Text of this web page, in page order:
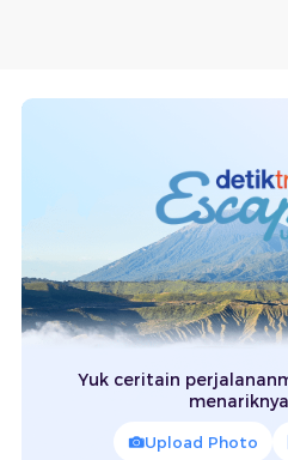
Yuk ceritain
Upload Photo